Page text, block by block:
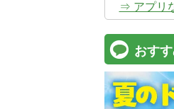
⇒ アプリ
おす